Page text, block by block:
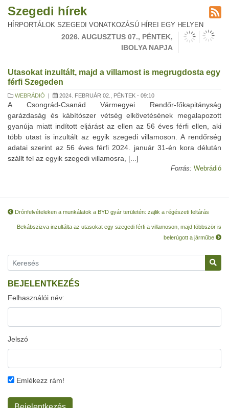
Szegedi hírek
HÍRPORTÁLOK SZEGEDI VONATKOZÁSÚ HÍREI EGY HELYEN
2026. AUGUSZTUS 07., PÉNTEK,
IBOLYA NAPJA
Utasokat inzultált, majd a villamost is megrugdosta egy
férfi Szegeden
WEBRÁDIÓ | 2024. FEBRUÁR 02., PÉNTEK - 09:10
A Csongrád-Csanád Vármegyei Rendőr-főkapitányság
garázdaság és kábítószer vétség elkövetésének megalapozott
gyanúja miatt indított eljárást az ellen az 56 éves férfi ellen, aki
több utast is inzultált az egyik szegedi villamoson. A rendőrség
adatai szerint az 56 éves férfi 2024. január 31-én kora délután
szállt fel az egyik szegedi villamosra, [...]
Forrás: Webrádió
Drónfelvételeken a munkálatok a BYD gyár területén: zajlik a régészeti feltárás
Bekábszizva inzultálta az utasokat egy szegedi férfi a villamoson, majd többször is
belerúgott a járműbe
BEJELENTKEZÉS
Felhasználói név:
Jelszó
Emlékezz rám!